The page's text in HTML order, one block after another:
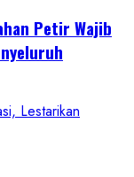
Petir Wajib
Lestarikan